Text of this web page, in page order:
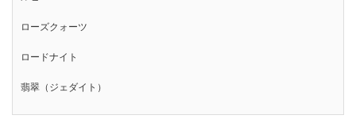
ローズクォーツ
ロードナイト
翡翠（ジェダイト）